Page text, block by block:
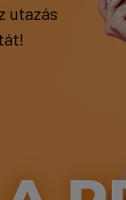
utazás